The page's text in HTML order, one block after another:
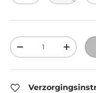
Aantal
Verlaag de